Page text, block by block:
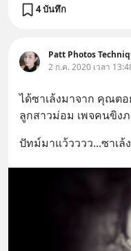
4 บันทึก
Patt Photos
2 ก.ค. 2020 เวลา
ได้ซาเล้งมาจาก คุณต
ลูกสาวม่อม เพจคนขิงภ
ปัทม์มาแว้วววว...ซาเล้